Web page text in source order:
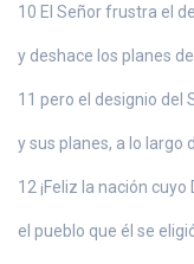
10 El Señor frustra el
y deshace los planes
11 pero el designio del
y sus planes, a lo largo
12 ¡Feliz la nación cuyo
el pueblo que él se